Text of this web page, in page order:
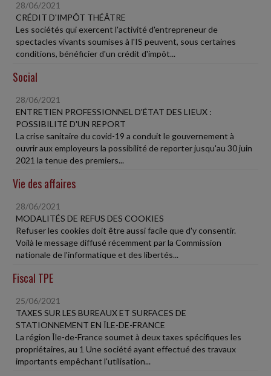
28/06/2021
CRÉDIT D'IMPÔT THÉÂTRE
Les sociétés qui exercent l'activité d'entrepreneur de
spectacles vivants soumises à l'IS peuvent, sous certaines
conditions, bénéficier d'un crédit d'impôt...
Social
28/06/2021
ENTRETIEN PROFESSIONNEL D'ÉTAT DES LIEUX :
POSSIBILITÉ D'UN REPORT
La crise sanitaire du covid-19 a conduit le gouvernement à
ouvrir aux employeurs la possibilité de reporter jusqu'au 30 juin
2021 la tenue des premiers...
Vie des affaires
28/06/2021
MODALITÉS DE REFUS DES COOKIES
Refuser les cookies doit être aussi facile que d'y consentir.
Voilà le message diffusé récemment par la Commission
nationale de l'informatique et des libertés...
Fiscal TPE
25/06/2021
TAXES SUR LES BUREAUX ET SURFACES DE
STATIONNEMENT EN ÎLE-DE-FRANCE
La région Île-de-France soumet à deux taxes spécifiques les
propriétaires, au 1 Une société ayant effectué des travaux
importants empêchant l'utilisation...